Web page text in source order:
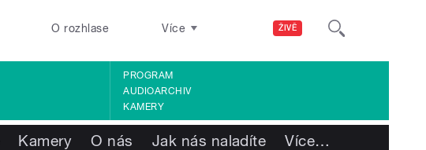
ŽIVĚ
O rozhlase Více
PROGRAM
AUDIOARCHIV
KAMERY
Kamery O nás Jak nás naladíte Více…